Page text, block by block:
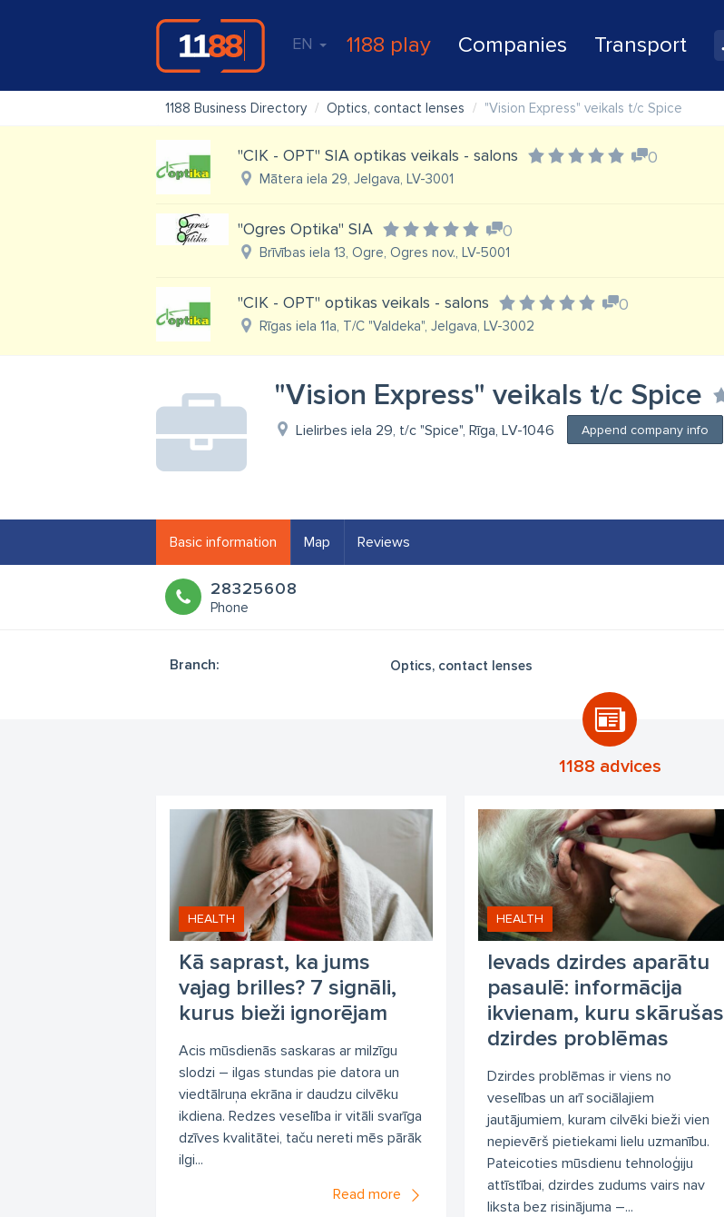
EN 1188 play Companies Transport
1188 Business Directory Optics, contact lenses "Vision Express" veikals t/c Spice
"CIK - OPT" SIA optikas veikals - salons 0
Mātera iela 29, Jelgava, LV-3001
"Ogres Optika" SIA 0
Brīvības iela 13, Ogre, Ogres nov., LV-5001
"CIK - OPT" optikas veikals - salons 0
Rīgas iela 11a, T/C "Valdeka", Jelgava, LV-3002
"Vision Express" veikals t/c Spice
Lielirbes iela 29, t/c "Spice", Rīga, LV-1046 Append company info
Basic information Map Reviews
28325608
Phone
Branch: Optics, contact lenses
1188 advices
Kā saprast, ka jums
vajag brilles? 7 signāli,
kurus bieži ignorējam
HEALTH
Acis mūsdienās saskaras ar milzīgu
slodzi – ilgas stundas pie datora un
viedtālruņa ekrāna ir daudzu cilvēku
ikdiena. Redzes veselība ir vitāli svarīga
dzīves kvalitātei, taču nereti mēs pārāk
ilgi...
Read more
Ievads dzirdes aparātu
pasaulē: informācija
ikvienam, kuru skārušas
dzirdes problēmas
HEALTH
Dzirdes problēmas ir viens no
veselības un arī sociālajiem
jautājumiem, kuram cilvēki bieži vien
nepievērš pietiekami lielu uzmanību.
Pateicoties mūsdienu tehnoloģiju
attīstībai, dzirdes zudums vairs nav
liksta bez risinājuma –...